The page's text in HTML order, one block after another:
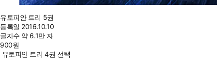
유토피안 트리 5권
등록일 2016.10.10
글자수 약 6.1만 자
900원
유토피안 트리 4권 선택